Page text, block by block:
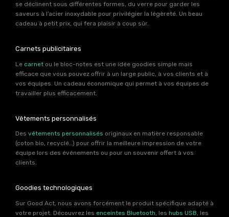
se déclinent sous différentes formes, du verre pour garder les
saveurs à l’acier inoxydable pour privilégier la légèreté. Un beau
cadeau à petit prix, qui fera plaisir à coup sûr.
Carnets publicitaires
Le carnet ou le bloc-notes est une idée goodies simple mais
efficace que vous pouvez offrir à un large public, à vos clients et à
vos équipes. Un cadeau économique qui permet à vos équipes de
travailler plus efficacement.
Vêtements personnalisés
Des vêtements personnalisés originaux en matière responsable
(coton bio, recyclé…) pour offrir la meilleure impression de votre
équipe lors des événements ou pour un souvenir offert à vos
clients.
Goodies technologiques
Sur Good Act, nous avons forcément le produit spécifique adapté à
votre projet. Découvrez les enceintes Bluetooth , les hubs USB , les